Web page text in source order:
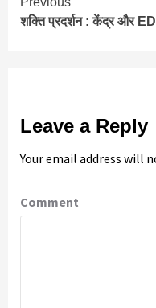
Continue
Reading
शक्ति प्रदर्शन : केंद्र और ED
Leave a Reply
Your email address will
Comment